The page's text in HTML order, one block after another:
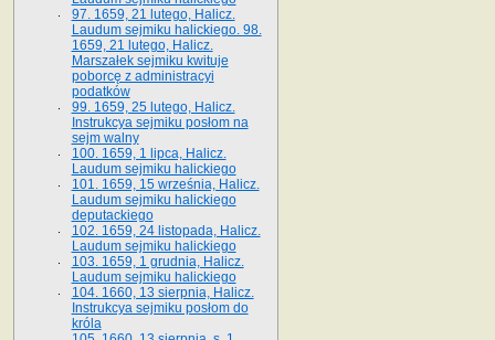
97. 1659, 21 lutego, Halicz.
Laudum sejmiku halickiego. 98.
1659, 21 lutego, Halicz.
Marszałek sejmiku kwituje
poborcę z administracyi
podatków
99. 1659, 25 lutego, Halicz.
Instrukcya sejmiku posłom na
sejm walny
100. 1659, 1 lipca, Halicz.
Laudum sejmiku halickiego
101. 1659, 15 września, Halicz.
Laudum sejmiku halickiego
deputackiego
102. 1659, 24 listopada, Halicz.
Laudum sejmiku halickiego
103. 1659, 1 grudnia, Halicz.
Laudum sejmiku halickiego
104. 1660, 13 sierpnia, Halicz.
Instrukcya sejmiku posłom do
króla